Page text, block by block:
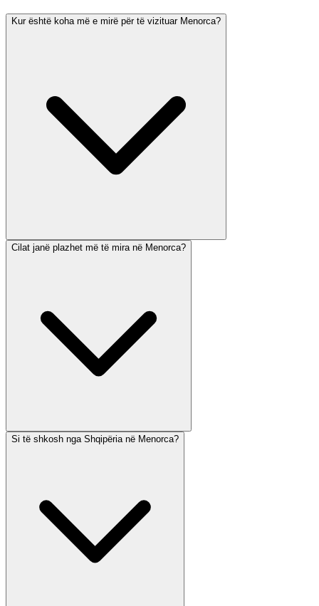
Kur është koha më e mirë për të vizituar Menorca?
Cilat janë plazhet më të mira në Menorca?
Si të shkosh nga Shqipëria në Menorca?